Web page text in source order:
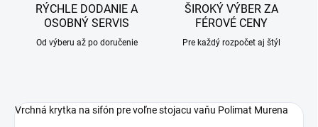
RÝCHLE DODANIE A
OSOBNÝ SERVIS
Od výberu až po doručenie
ŠIROKÝ VÝBER ZA
FÉROVÉ CENY
Pre každý rozpočet aj štýl
Vrchná krytka na sifón pre voľne stojacu vaňu Polimat Murena